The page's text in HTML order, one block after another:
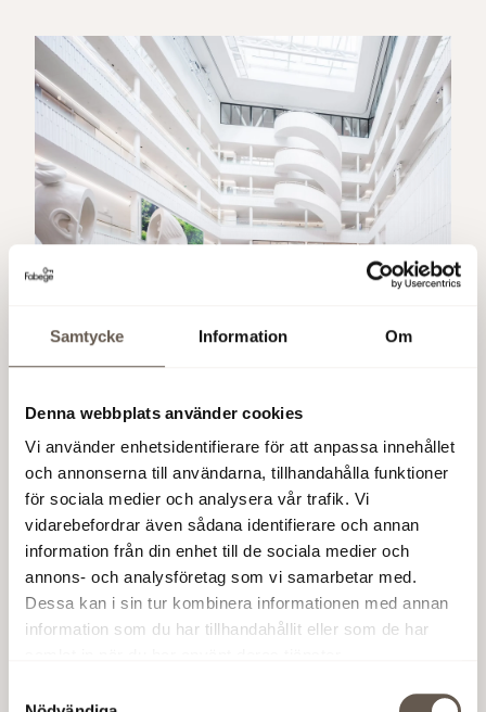
Samtycke Information Om
Denna webbplats använder cookies
Vi använder enhetsidentifierare för att anpassa innehållet
och annonserna till användarna, tillhandahålla funktioner
för sociala medier och analysera vår trafik. Vi
vidarebefordrar även sådana identifierare och annan
information från din enhet till de sociala medier och
annons- och analysföretag som vi samarbetar med.
Dessa kan i sin tur kombinera informationen med annan
information som du har tillhandahållit eller som de har
Framtidstro som lockar:
Så har Arenastaden
blivit navet för SEB:s
medarbetare
Med moderna lokaler, närhet till service och
mötesplats och ett nav för SEB:s medarbetare.